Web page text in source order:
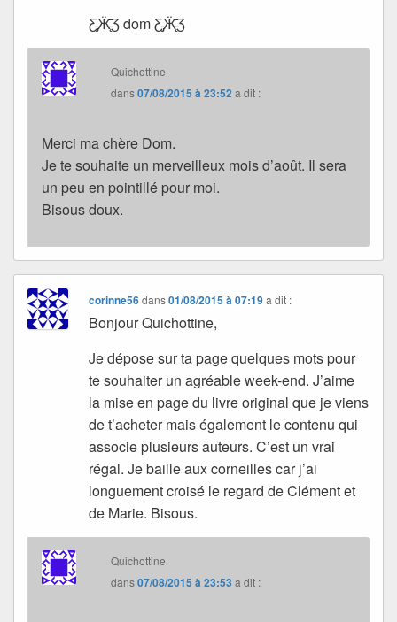
Ƹ̵̡Ӝ̵̨̄Ʒ dom Ƹ̵̡Ӝ̵̨̄Ʒ
Quichottine
dans07/08/2015 à 23:52 a dit :
Merci ma chère Dom.
Je te souhaite un merveilleux mois d’août. Il sera
un peu en pointillé pour moi.
Bisous doux.
corinne56dans01/08/2015 à 07:19 a dit :
Bonjour Quichottine,
Je dépose sur ta page quelques mots pour
te souhaiter un agréable week-end. J’aime
la mise en page du livre original que je viens
de t’acheter mais également le contenu qui
associe plusieurs auteurs. C’est un vrai
régal. Je baille aux corneilles car j’ai
longuement croisé le regard de Clément et
de Marie. Bisous.
Quichottine
dans07/08/2015 à 23:53 a dit :